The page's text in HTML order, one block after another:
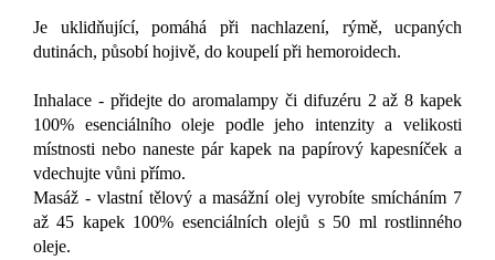
Je uklidňující, pomáhá při nachlazení, rýmě, ucpaných
dutinách, působí hojivě, do koupelí při hemoroidech.
Inhalace - přidejte do aromalampy či difuzéru 2 až 8 kapek
100% esenciálního oleje podle jeho intenzity a velikosti
místnosti nebo naneste pár kapek na papírový kapesníček a
vdechujte vůni přímo.
Masáž - vlastní tělový a masážní olej vyrobíte smícháním 7
až 45 kapek 100% esenciálních olejů s 50 ml rostlinného
oleje.